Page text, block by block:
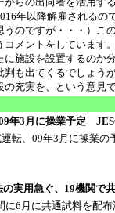
年以降解雇されるの
のですが・・・）こ
メントをしています
施設を設置するのか
も出てくるでしょう
充実を、という意見
年3月に操業予定
転、09年3月に操業の
実用急ぐ、19機関で
6月に共通試料を配